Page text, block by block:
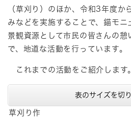
（草刈り）のほか、令和3年度か
みなどを実施することで、錨モニ
景観資源として市民の皆さんの憩
で、地道な活動を行っています。
これまでの活動をご紹介します
表のサイズを切
草刈り作